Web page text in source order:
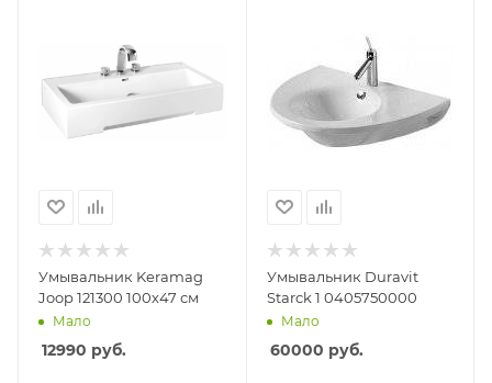
Умывальник Keramag
Joop 121300 100х47 см
Мало
12990 руб.
Умывальник Duravit
Starck 1 0405750000
Мало
60000 руб.